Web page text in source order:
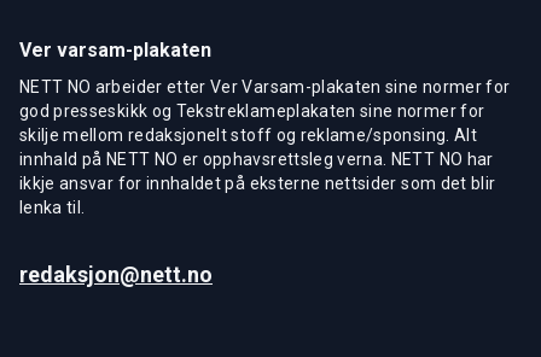
Ver varsam-plakaten
NETT NO arbeider etter Ver Varsam-plakaten sine normer for
god presseskikk og Tekstreklameplakaten sine normer for
skilje mellom redaksjonelt stoff og reklame/sponsing. Alt
innhald på NETT NO er opphavsrettsleg verna. NETT NO har
ikkje ansvar for innhaldet på eksterne nettsider som det blir
lenka til.
redaksjon@nett.no